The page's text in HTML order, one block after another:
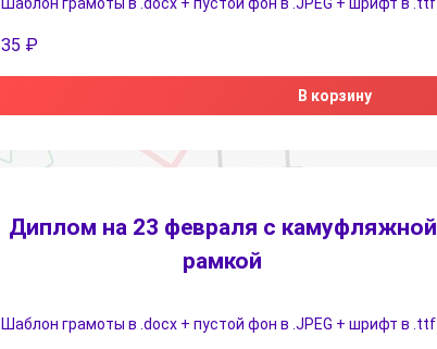
35 ₽
В корзину
Диплом на 23 февраля с камуфляжной
рамкой
Шаблон грамоты в .docx + пустой фон в .JPEG + шрифт в .ttf